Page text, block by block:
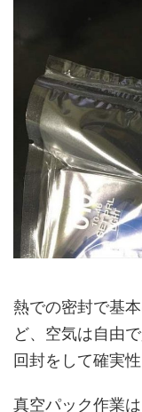
熱での密封で基
ど、空気は自由
回封をして確実
真空パック作業